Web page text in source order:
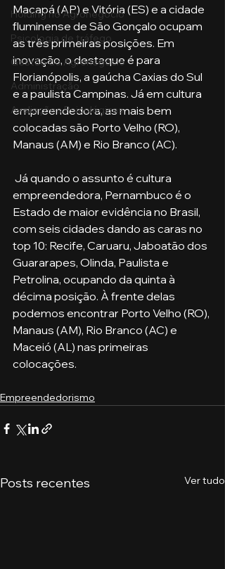
Holding no Agronegócio
Psicologia de tráfego
Gestão do Agronegócio
Administração
Avaliações Psicológicas
Macapá (AP) e Vitória (ES) e a cidade
fluminense de São Gonçalo ocupam
as três primeiras posições. Em
inovação, o destaque é para
Florianópolis, a gaúcha Caxias do Sul
e a paulista Campinas. Já em cultura
empreendedora, as mais bem
colocadas são Porto Velho (RO),
Manaus (AM) e Rio Branco (AC).
empreendedora, Pernambuco é o
Estado de maior evidência no Brasil,
com seis cidades dando as caras no
top 10: Recife, Caruaru, Jaboatão dos
Guararapes, Olinda, Paulista e
Petrolina, ocupando da quinta à
décima posição. À frente delas
podemos encontrar Porto Velho (RO),
Manaus (AM), Rio Branco (AC) e
Maceió (AL) nas primeiras
colocações.
Empreendedorismo
Posts recentes Ver tudo